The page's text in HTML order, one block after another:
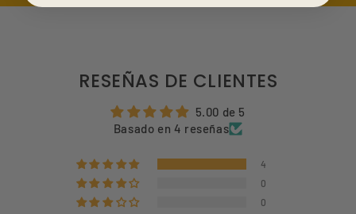
RESEÑAS DE CLIENTES
5.00 de 5
Basado en 4 reseñas
4
0
0